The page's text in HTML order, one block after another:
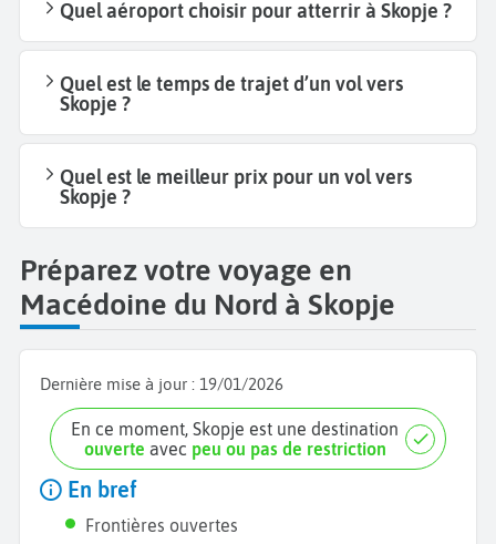
Quel aéroport choisir pour atterrir à Skopje ?
Quel est le temps de trajet d’un vol vers
Skopje ?
Quel est le meilleur prix pour un vol vers
Skopje ?
Préparez votre voyage en
Macédoine du Nord à Skopje
Dernière mise à jour : 19/01/2026
En ce moment, Skopje est une destination
ouverte avec peu ou pas de restriction
En bref
Frontières ouvertes